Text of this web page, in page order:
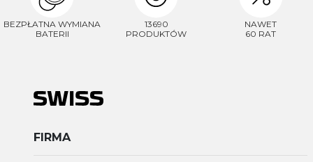
BEZPŁATNA WYMIANA
BATERII
13690
PRODUKTÓW
NAWET
60 RAT
FIRMA